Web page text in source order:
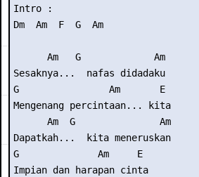
Intro :
Dm  Am  F  G  Am
      Am   G             Am
Sesaknya...  nafas didadaku
G                Am       E
Mengenang percintaan... kita
      Am  G               Am
Dapatkah...  kita meneruskan
G              Am     E
Impian dan harapan cinta